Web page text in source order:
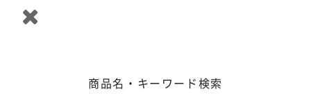
商品名・キーワード検索